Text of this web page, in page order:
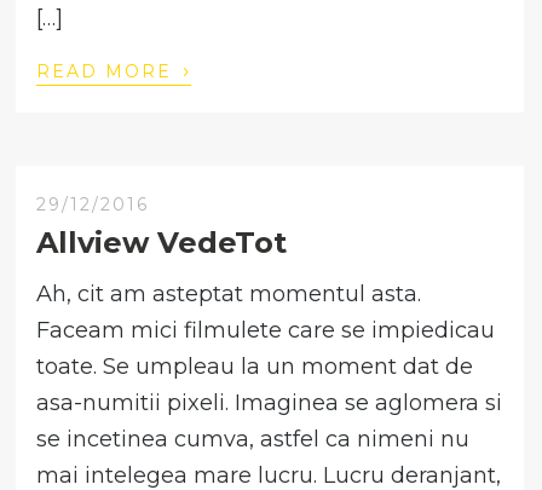
[…]
READ MORE ›
29/12/2016
Allview VedeTot
Ah, cit am asteptat momentul asta.
Faceam mici filmulete care se impiedicau
toate. Se umpleau la un moment dat de
asa-numitii pixeli. Imaginea se aglomera si
se incetinea cumva, astfel ca nimeni nu
mai intelegea mare lucru. Lucru deranjant,